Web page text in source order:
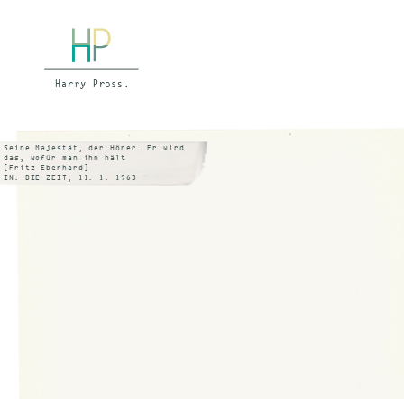
Seine Majestät, der Hörer. Er wird
das, wofür man ihn hält
[Fritz Eberhard]
IN: DIE ZEIT, 11. 1. 1963